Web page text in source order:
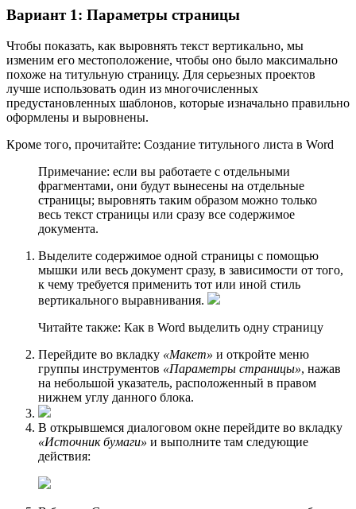
Вариант 1: Параметры страницы
Чтобы показать, как выровнять текст вертикально, мы
изменим его местоположение, чтобы оно было максимально
похоже на титульную страницу. Для серьезных проектов
лучше использовать один из многочисленных
предустановленных шаблонов, которые изначально правильно
оформлены и выровнены.
Кроме того, прочитайте: Создание титульного листа в Word
Примечание: если вы работаете с отдельными
фрагментами, они будут вынесены на отдельные
страницы; выровнять таким образом можно только
весь текст страницы или сразу все содержимое
документа.
Выделите содержимое одной страницы с помощью
мышки или весь документ сразу, в зависимости от того,
к чему требуется применить тот или иной стиль
вертикального выравнивания.
Читайте также: Как в Word выделить одну страницу
Перейдите во вкладку «Макет» и откройте меню
группы инструментов «Параметры страницы», нажав
на небольшой указатель, расположенный в правом
нижнем углу данного блока.
В открывшемся диалоговом окне перейдите во вкладку
«Источник бумаги» и выполните там следующие
действия: